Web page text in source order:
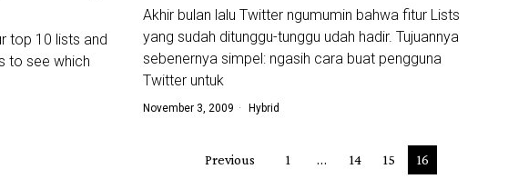
top 10 lists and
to see which
Akhir bulan lalu Twitter ngumumin bahwa fitur Lists
yang sudah ditunggu-tunggu udah hadir. Tujuannya
sebenernya simpel: ngasih cara buat pengguna
Twitter untuk
November 3, 2009 Hybrid
Previous 1 … 14 15 16